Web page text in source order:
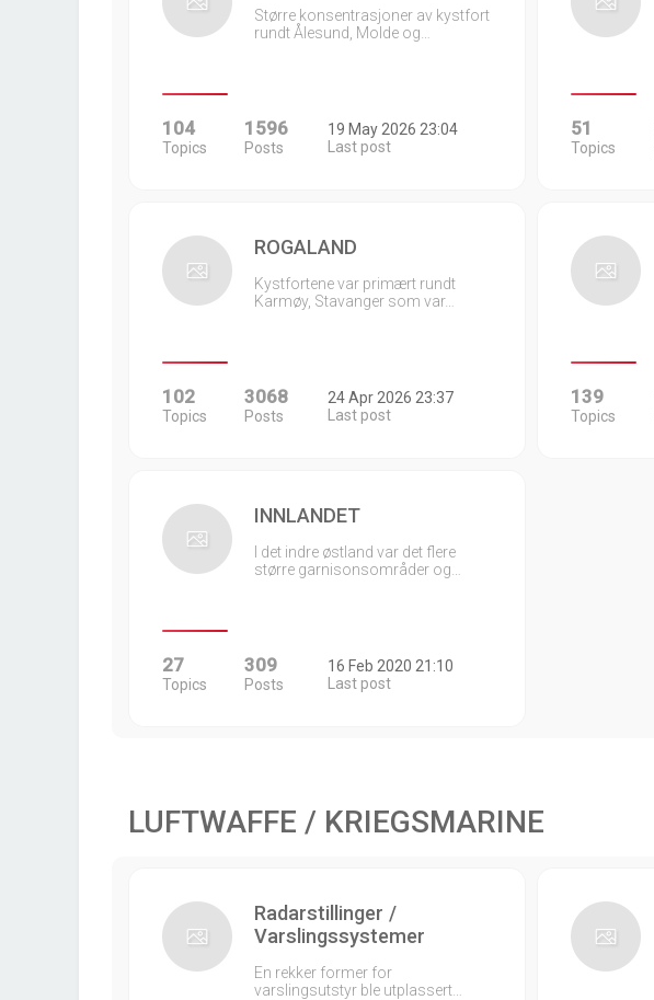
Større konsentrasjoner av kystfort
rundt Ålesund, Molde og…
104
Topics
1596
Posts
19 May 2026 23:04
Last post
51
Topics
ROGALAND
Kystfortene var primært rundt
Karmøy, Stavanger som var…
102
Topics
3068
Posts
24 Apr 2026 23:37
Last post
139
Topics
INNLANDET
I det indre østland var det flere
større garnisonsområder og…
27
Topics
309
Posts
16 Feb 2020 21:10
Last post
LUFTWAFFE / KRIEGSMARINE
Radarstillinger /
Varslingssystemer
En rekker former for
varslingsutstyr ble utplassert…